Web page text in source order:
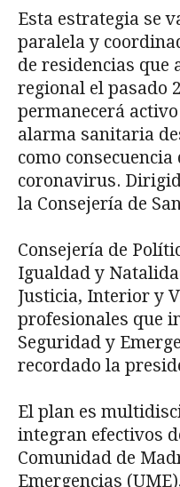
Esta estrategia se
paralela y
de residencias que
regional el pasado
permanecerá
alarma sanitaria
como
coronavirus.
la Consejería de
Consejería de
Igualdad y
Justicia, Interior y
profesionales que
Seguridad y
recordado la
El plan es
integran efectivos
Comunidad de
Emergencias